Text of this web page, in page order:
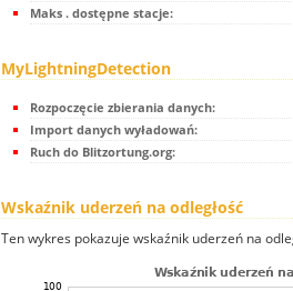
Maks . dostępne stacje:
MyLightningDetection
Rozpoczęcie zbierania danych:
Import danych wyładowań:
Ruch do Blitzortung.org:
Wskaźnik uderzeń na odległość
Ten wykres pokazuje wskaźnik uderzeń na